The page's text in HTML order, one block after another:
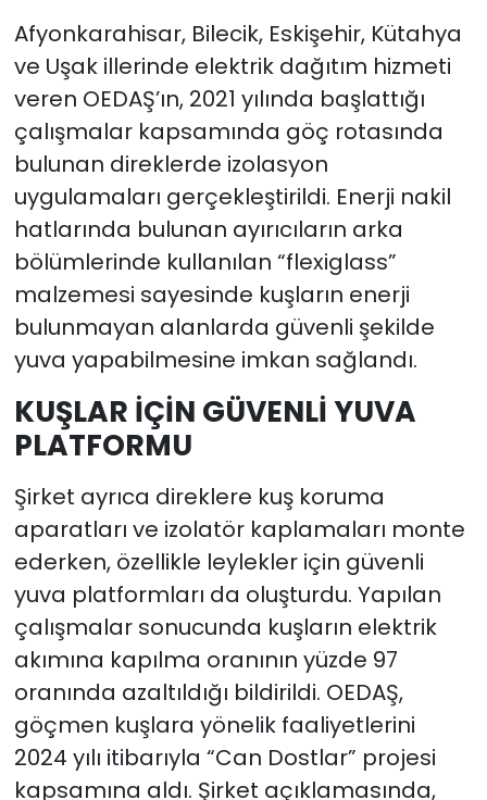
Afyonkarahisar, Bilecik, Eskişehir, Kütahya
ve Uşak illerinde elektrik dağıtım hizmeti
veren OEDAŞ’ın, 2021 yılında başlattığı
çalışmalar kapsamında göç rotasında
bulunan direklerde izolasyon
uygulamaları gerçekleştirildi. Enerji nakil
hatlarında bulunan ayırıcıların arka
bölümlerinde kullanılan “flexiglass”
malzemesi sayesinde kuşların enerji
bulunmayan alanlarda güvenli şekilde
yuva yapabilmesine imkan sağlandı.
KUŞLAR İÇİN GÜVENLİ YUVA
PLATFORMU
Şirket ayrıca direklere kuş koruma
aparatları ve izolatör kaplamaları monte
ederken, özellikle leylekler için güvenli
yuva platformları da oluşturdu. Yapılan
çalışmalar sonucunda kuşların elektrik
akımına kapılma oranının yüzde 97
oranında azaltıldığı bildirildi. OEDAŞ,
göçmen kuşlara yönelik faaliyetlerini
2024 yılı itibarıyla “Can Dostlar” projesi
kapsamına aldı. Şirket açıklamasında,